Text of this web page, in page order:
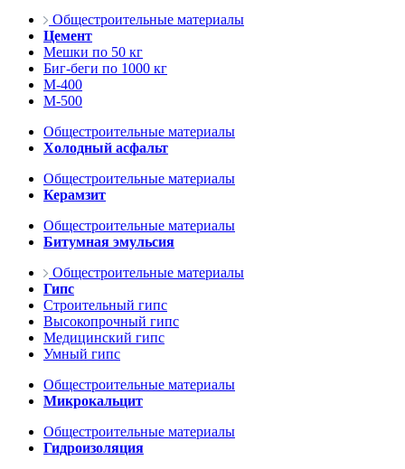
Общестроительные материалы
Цемент
Мешки по 50 кг
Биг-беги по 1000 кг
М-400
М-500
Общестроительные материалы
Холодный асфальт
Общестроительные материалы
Керамзит
Общестроительные материалы
Битумная эмульсия
Общестроительные материалы
Гипс
Строительный гипс
Высокопрочный гипс
Медицинский гипс
Умный гипс
Общестроительные материалы
Микрокальцит
Общестроительные материалы
Гидроизоляция